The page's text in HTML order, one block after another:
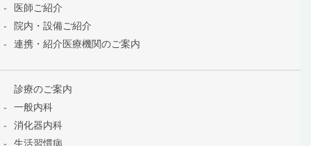
医師ご紹介
院内・設備ご紹介
連携・紹介医療機関のご案内
診療のご案内
一般内科
消化器内科
生活習慣病